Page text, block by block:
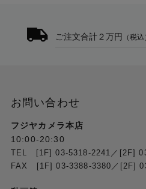
記録メディア
3.5型 LCD 276万ドット、タ
マルチアクセサリーシュー（
ご注文合計２万円 （税込
お問い合わせ
フジヤカメラ本店
10:00-20:30
TEL [1F] 03-5318-2241／[2F]
FAX [1F] 03-3388-3380／[2F]